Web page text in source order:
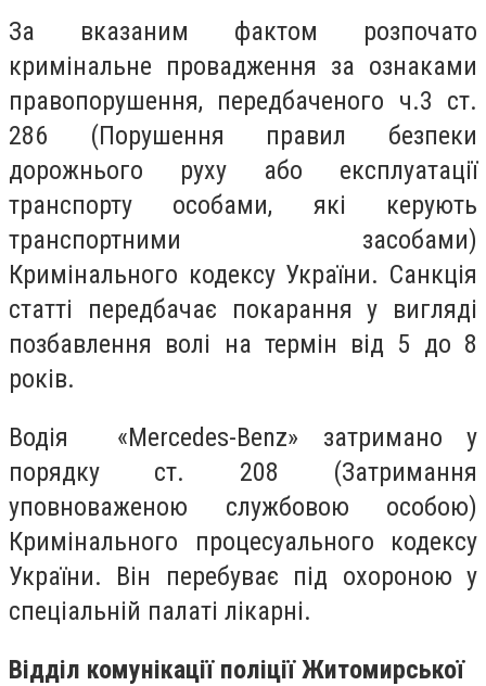
За вказаним фактом розпочато
кримінальне провадження за ознаками
правопорушення, передбаченого ч.3 ст.
286 (Порушення правил безпеки
дорожнього руху або експлуатації
транспорту особами, які керують
транспортними засобами)
Кримінального кодексу України. Санкція
статті передбачає покарання у вигляді
позбавлення волі на термін від 5 до 8
років.
Водія «Mercedes-Benz» затримано у
порядку ст. 208 (Затримання
уповноваженою службовою особою)
Кримінального процесуального кодексу
України. Він перебуває під охороною у
спеціальній палаті лікарні.
Відділ комунікації поліції Житомирської